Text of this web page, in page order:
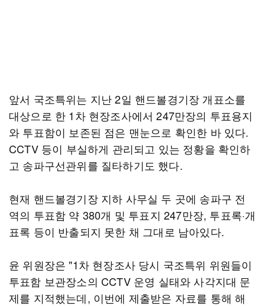
앞서 국조특위는 지난 2일 핸드볼경기장 개표소를
대상으로 한 1차 현장조사에서 247만장의 투표용지
와 투표함이 보존된 점은 맨눈으로 확인한 바 있다.
CCTV 등이 부실하게 관리되고 있는 정황을 확인하
고 송파구선관위를 질타하기도 했다.
현재 핸드볼경기장 지하 사무실 두 곳에 송파구 전
역의 투표함 약 380개 및 투표지 247만장, 투표록·개
표록 등이 반출되지 못한 채 그대로 남아있다.
윤 위원장은 "1차 현장조사 당시 국조특위 위원들이
투표함 보관장소의 CCTV 운영 실태와 사각지대 문
제를 지적했는데, 이번에 제출받은 자료를 통해 해